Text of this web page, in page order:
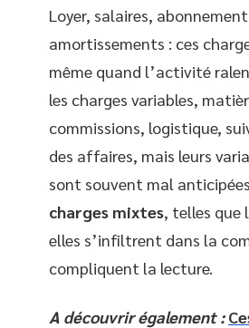
Loyer, salaires,
amortissements : ces
même quand l’activité
les charges variables,
commissions, logistique,
des affaires, mais leurs
sont souvent mal
charges mixtes, telles que
elles s’infiltrent dans la
compliquent la lecture.
A découvrir également :